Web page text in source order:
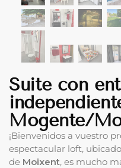
Suite con
Mogente/
¡Bienvenidos a vuestro
espectacular loft,
de Moixent, es mucho